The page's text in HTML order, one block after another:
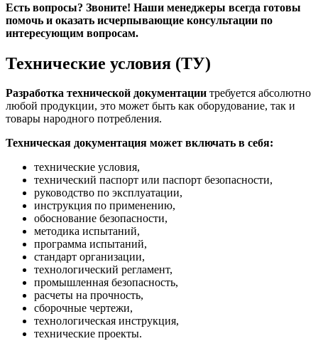
Есть вопросы? Звоните! Наши менеджеры всегда готовы
помочь и оказать исчерпывающие консультации по
интересующим вопросам.
Технические условия (ТУ)
Разработка технической документации требуется абсолютно
любой продукции, это может быть как оборудование, так и
товары народного потребления.
Техническая документация может включать в себя:
технические условия,
технический паспорт или паспорт безопасности,
руководство по эксплуатации,
инструкция по применению,
обоснование безопасности,
методика испытаний,
программа испытаний,
стандарт организации,
технологический регламент,
промышленная безопасность,
расчеты на прочность,
сборочные чертежи,
технологическая инструкция,
технические проекты.